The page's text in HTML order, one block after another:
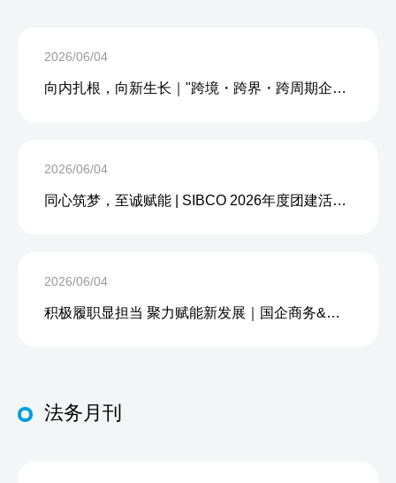
2026/06/04
向内扎根，向新生长｜"跨境・跨界・跨周期企业内生力沙龙"成功举办
2026/06/04
同心筑梦，至诚赋能 | SIBCO 2026年度团建活动圆满收官
2026/06/04
积极履职显担当 聚力赋能新发展｜国企商务&中企人力出席上海现代服务业联合会第五届会员大会第三次会议暨2026服务业高质量发展大会
法务月刊